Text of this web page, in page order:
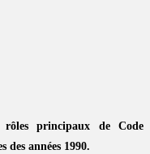
principaux de Code
années 1990.